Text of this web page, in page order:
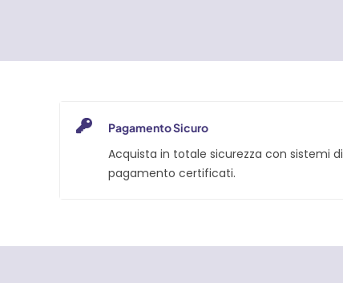
Pagamento Sicuro
Acquista in totale sicurezza con sistemi di
pagamento certificati.